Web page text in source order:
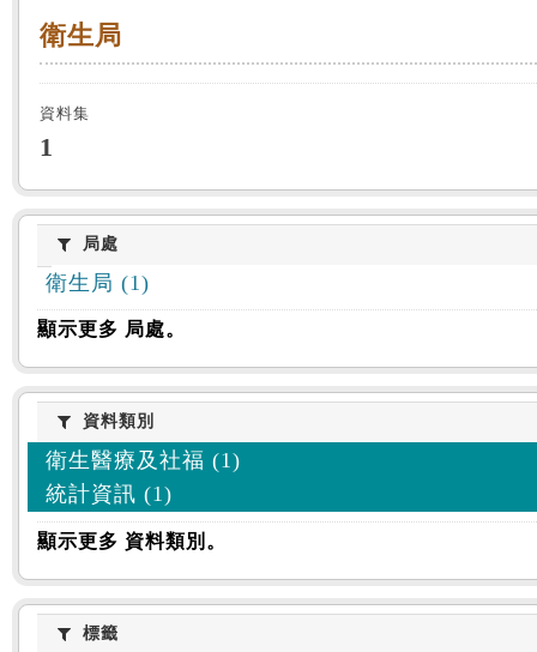
衛生局
資料集
1
局處局處
衛生局 (1)
顯示更多 局處。
資料類別
資料類別
衛生醫療及社福 (1)
統計資訊 (1)
顯示更多 資料類別。
標籤標籤